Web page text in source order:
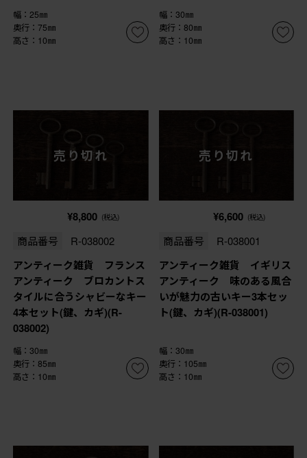
幅：25㎜
奥行：75㎜
高さ：10㎜
幅：30㎜
奥行：80㎜
高さ：10㎜
売り切れ
¥8,800 (税込)
商品番号 R-038002
アンティーク雑貨 フランス
アンティーク ブロカントス
タイルに合うシャビーなキー
4本セット(鍵、カギ)(R-
038002)
幅：30㎜
奥行：85㎜
高さ：10㎜
売り切れ
¥6,600 (税込)
商品番号 R-038001
アンティーク雑貨 イギリス
アンティーク 味のある風合
いが魅力の古いキー3本セッ
ト(鍵、カギ)(R-038001)
幅：30㎜
奥行：105㎜
高さ：10㎜